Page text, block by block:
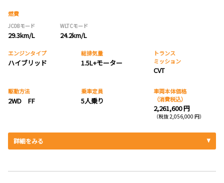
燃費
JC08モード
29.3km/L
WLTCモード
24.2km/L
エンジンタイプ
ハイブリッド
総排気量
1.5L+モーター
トランス
ミッション
CVT
駆動方法
2WD FF
乗車定員
5人乗り
車両本体価格
（消費税込）
2,261,600 円
（税抜 2,056,000 円）
詳細をみる